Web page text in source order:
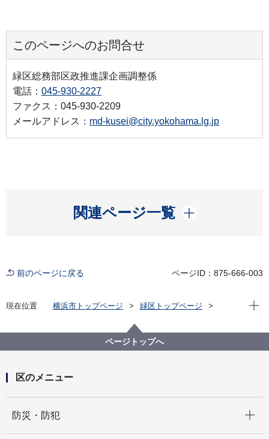
このページへのお問合せ
緑区総務部区政推進課企画調整係
電話： 045-930-2227
ファクス：045-930-2209
メールアドレス： md-kusei@city.yokohama.lg.jp
関連ページ一覧
開く
前のページに戻る ページID：875-666-003
現在位置 横浜市トップページ
緑区トップページ
【第18回】「鴨居駅周辺まちづくり研究会」設立25周
年祝賀会に出席してきました
現在
ページトップへ
区のメニュー
防災・防犯